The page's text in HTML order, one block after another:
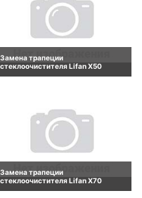
Замена трапеции
стеклоочистителя Lifan X50
Замена трапеции
стеклоочистителя Lifan X70